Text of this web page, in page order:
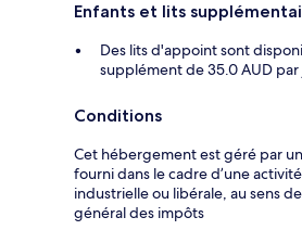
Enfants et lits
Des lits d'appoint sont
supplément de 35.0 AUD par
Conditions
Cet hébergement est géré par
fourni dans le cadre d’une
industrielle ou libérale, au sens
général des impôts